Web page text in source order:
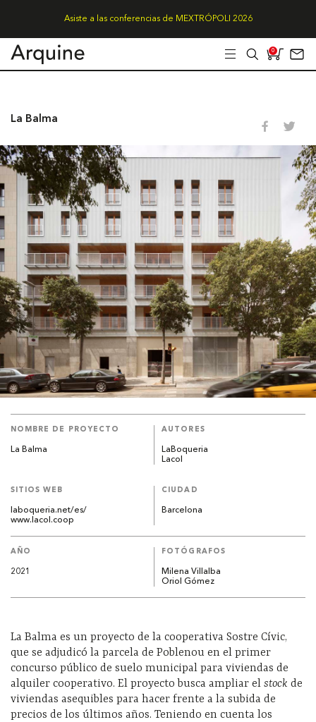
Asiste a las conferencias de MEXTRÓPOLI 2026
0
La Balma
NOMBRE DE PROYECTO
La Balma
AUTORES
LaBoqueria
Lacol
SITIOS WEB
laboqueria.net/es/
www.lacol.coop
CIUDAD
Barcelona
AÑO
2021
FOTÓGRAFOS
Milena Villalba
Oriol Gómez
La Balma es un proyecto de la cooperativa Sostre Cívic,
que se adjudicó la parcela de Poblenou en el primer
concurso público de suelo municipal para viviendas de
alquiler cooperativo. El proyecto busca ampliar el stock de
viviendas asequibles para hacer frente a la subida de
precios de los últimos años. Teniendo en cuenta los